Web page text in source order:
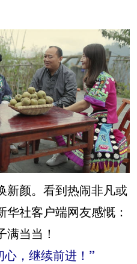
颜。看到热闹非凡或
社客户端网友感慨：
当当！
，继续前进！”